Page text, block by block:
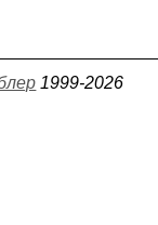
1999-2026